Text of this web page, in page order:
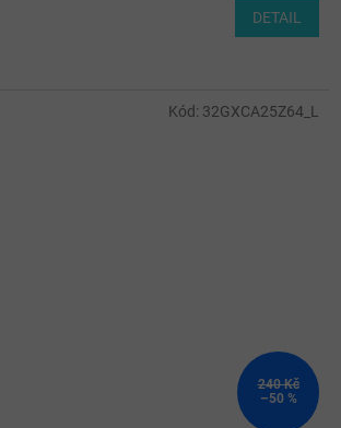
DETAIL
240 Kč
–50 %
Kód: 32GXCA25Z64_L